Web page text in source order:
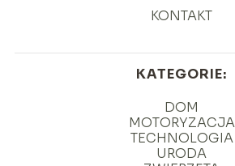
KONTAKT
KATEGORIE:
DOM
MOTORYZACJA
TECHNOLOGIA
URODA